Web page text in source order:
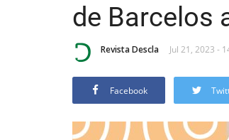
de Barcelos
Revista Descla Jul 21, 2023 -
Facebook